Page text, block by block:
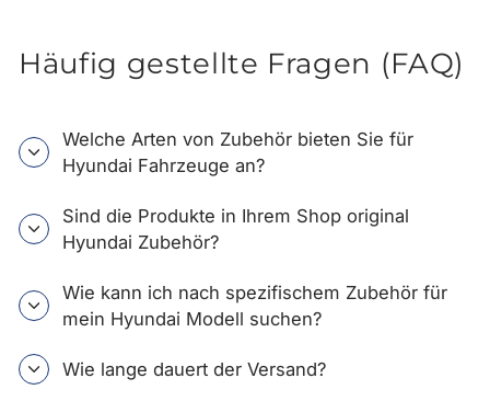
Häufig gestellte Fragen (FAQ)
Welche Arten von Zubehör bieten Sie für
Hyundai Fahrzeuge an?
Sind die Produkte in Ihrem Shop original
Hyundai Zubehör?
Wie kann ich nach spezifischem Zubehör für
mein Hyundai Modell suchen?
Wie lange dauert der Versand?